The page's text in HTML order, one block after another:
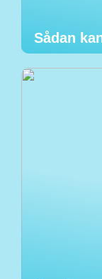
Sådan